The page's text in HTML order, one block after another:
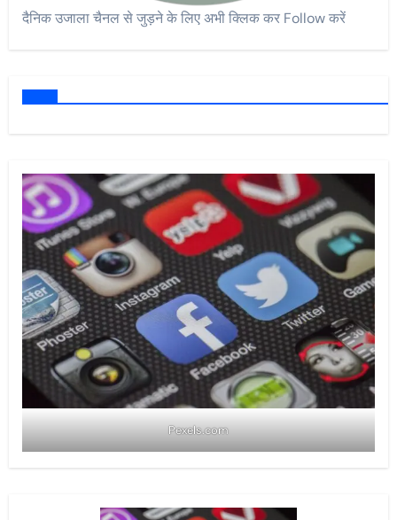
दैनिक उजाला चैनल से जुड़ने के लिए अभी क्लिक कर Follow करें
Pexels.com